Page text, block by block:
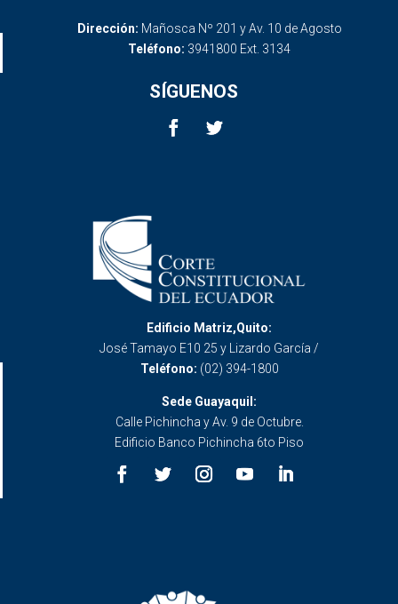
Dirección: Mañosca Nº 201 y Av. 10 de Agosto
Teléfono: 3941800 Ext. 3134
SÍGUENOS
Edificio Matriz,Quito:
José Tamayo E10 25 y Lizardo García /
Teléfono: (02) 394-1800
Sede Guayaquil:
Calle Pichincha y Av. 9 de Octubre.
Edificio Banco Pichincha 6to Piso